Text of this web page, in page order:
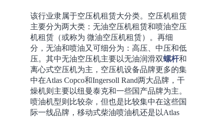
该行业隶属于空压机租赁大分类。空压机租赁
主要分为两大类：无油空压机租赁和喷油空压
机租赁（或称为 微油空压机租赁）。再细
分，无油和喷油又可细分为：高压、中压和低
压。其中无油空压机主要以无油润滑双螺杆和
离心式空压机为主，空压机设备品牌更多的集
中在Atlas Copco和Ingersoll Rand两大品牌，干
燥机则主要以纽曼泰克和一些国产品牌为主。
喷油机型则比较杂，但也是比较集中在这些国
际一线品牌，移动式柴油喷油机还是以Atlas